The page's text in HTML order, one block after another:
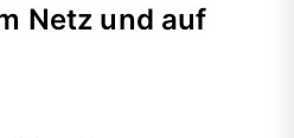
Netz und auf